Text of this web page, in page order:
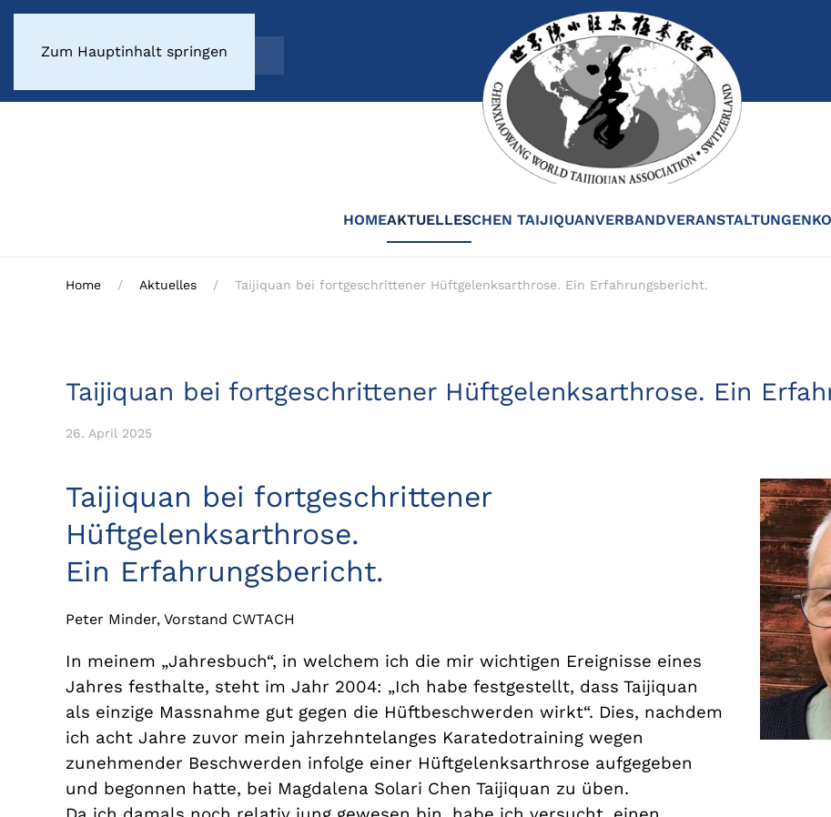
Zum Hauptinhalt springen
HOMEAKTUELLESCHEN TAIJIQUANVERBANDVERANSTALTUNGEN
Home Aktuelles Taijiquan bei fortgeschrittener Hüftgelenksarthrose. Ein Erfahrungsbericht.
Taijiquan bei fortgeschrittener Hüftgelenksarthrose. Ein
26. April 2025
Taijiquan bei fortgeschrittener
Hüftgelenksarthrose.
Ein Erfahrungsbericht.
Peter Minder, Vorstand CWTACH
In meinem „Jahresbuch“, in welchem ich die mir wichtigen Ereignisse eines
Jahres festhalte, steht im Jahr 2004: „Ich habe festgestellt, dass Taijiquan
als einzige Massnahme gut gegen die Hüftbeschwerden wirkt“. Dies, nachdem
ich acht Jahre zuvor mein jahrzehntelanges Karatedotraining wegen
zunehmender Beschwerden infolge einer Hüftgelenksarthrose aufgegeben
und begonnen hatte, bei Magdalena Solari Chen Taijiquan zu üben.